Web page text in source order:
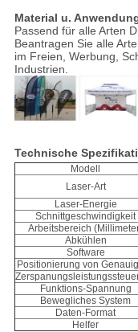
Material u.
Passend für alle Arten
Beantragen Sie alle
im Freien, Werbung,
Industrien.
Technische
Modell
Laser-Art
Laser-Energie
Schnittgeschwindigkeit
Arbeitsbereich
Abkühlen
Software
Positionierung von
Funktions-Spannung
Bewegliches System
Daten-Format
Helfer